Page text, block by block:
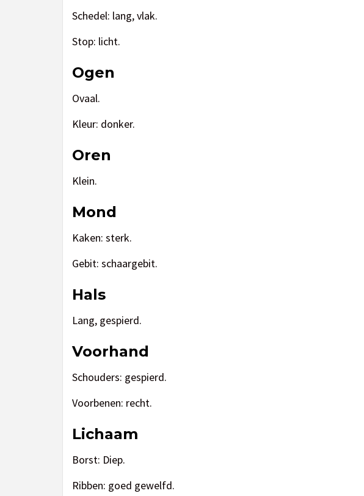
Schedel: lang, vlak.
Stop: licht.
Ogen
Ovaal.
Kleur: donker.
Oren
Klein.
Mond
Kaken: sterk.
Gebit: schaargebit.
Hals
Lang, gespierd.
Voorhand
Schouders: gespierd.
Voorbenen: recht.
Lichaam
Borst: Diep.
Ribben: goed gewelfd.